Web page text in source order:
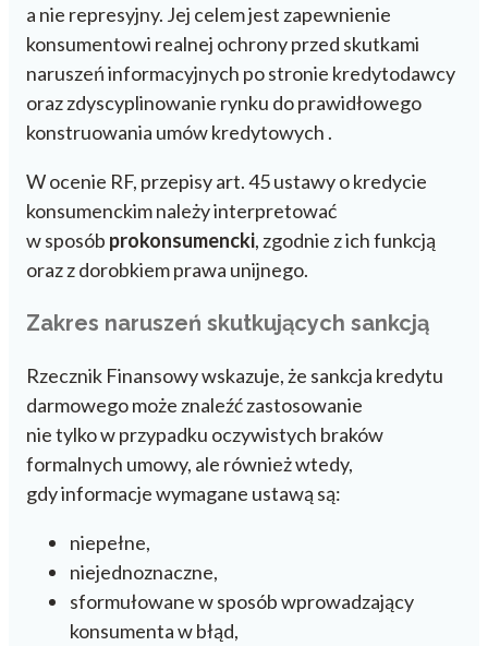
a nie represyjny. Jej celem jest zapewnienie
konsumentowi realnej ochrony przed skutkami
naruszeń informacyjnych po stronie kredytodawcy
oraz zdyscyplinowanie rynku do prawidłowego
konstruowania umów kredytowych .
W ocenie RF, przepisy art. 45 ustawy o kredycie
konsumenckim należy interpretować
w sposób prokonsumencki, zgodnie z ich funkcją
oraz z dorobkiem prawa unijnego.
Zakres naruszeń skutkujących sankcją
Rzecznik Finansowy wskazuje, że sankcja kredytu
darmowego może znaleźć zastosowanie
nie tylko w przypadku oczywistych braków
formalnych umowy, ale również wtedy,
gdy informacje wymagane ustawą są:
niepełne,
niejednoznaczne,
sformułowane w sposób wprowadzający
konsumenta w błąd,